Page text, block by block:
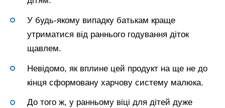
У будь-якому випадку батькам краще
утриматися від раннього годування діток
щавлем.
Невідомо, як вплине цей продукт на ще не до
кінця сформовану харчову систему малюка.
До того ж, у ранньому віці для дітей дуже